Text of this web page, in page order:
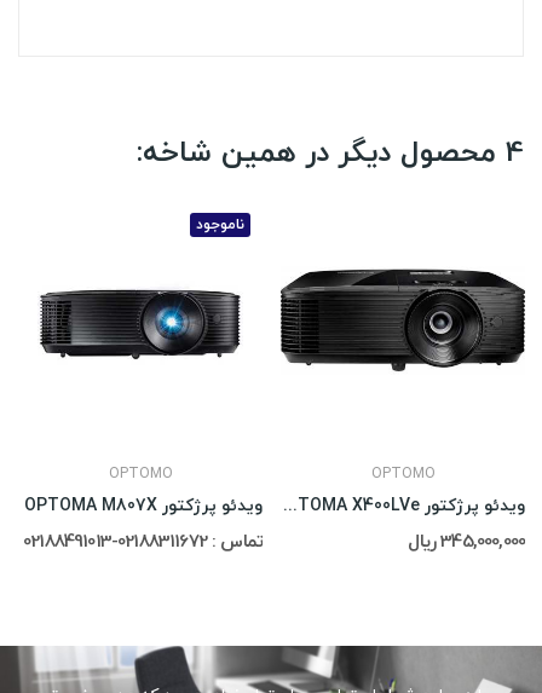
4 محصول دیگر در همین شاخه:
ناموجود
OPTOMO
ویدئو پرژکتور OPTOMA M807X
تماس : 02188311672-02188491013
OPTOMO
ویدئو پرژکتور OPTOMA X400LVe
345,000,000 ریال